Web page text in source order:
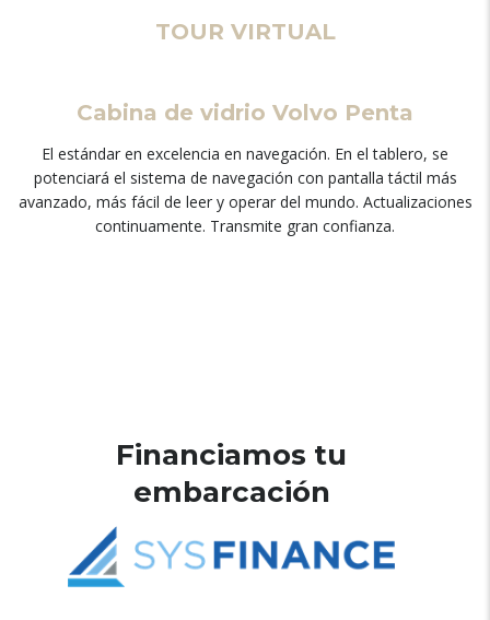
TOUR VIRTUAL
Cabina de vidrio Volvo Penta
El estándar en excelencia en navegación. En el tablero, se
potenciará el sistema de navegación con pantalla táctil más
avanzado, más fácil de leer y operar del mundo. Actualizaciones
continuamente. Transmite gran confianza.
Financiamos tu
embarcación